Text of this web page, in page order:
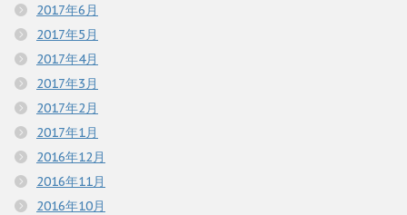
2017年6月
2017年5月
2017年4月
2017年3月
2017年2月
2017年1月
2016年12月
2016年11月
2016年10月